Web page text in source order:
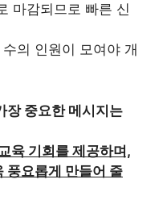
마감되므로 빠른 신
의 인원이 모여야 개
장 중요한 메시지는
육 기회를 제공하며,
풍요롭게 만들어 줄